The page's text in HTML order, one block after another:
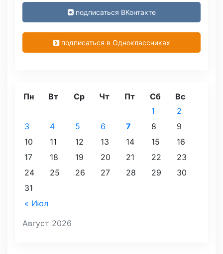
подписаться ВКонтакте
подписаться в Одноклассниках
Август 2026
Пн Вт Ср Чт Пт Сб Вс
« Июл
1
2
3
4 5 6 7 8
9
10
11 12 13 14 15
16
17
18 19 20 21 22
23
24
25 26 27 28 29
30
31